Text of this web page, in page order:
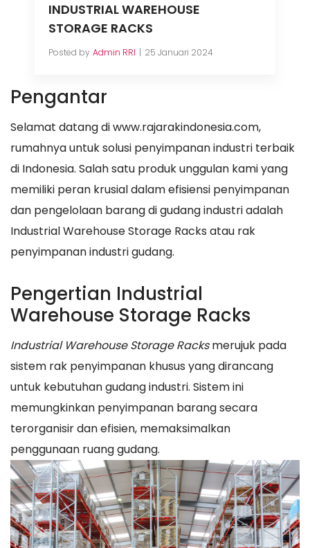
INDUSTRIAL WAREHOUSE
STORAGE RACKS
Posted by Admin RRI 25 Januari 2024
Pengantar
Selamat datang di www.rajarakindonesia.com,
rumahnya untuk solusi penyimpanan industri terbaik
di Indonesia. Salah satu produk unggulan kami yang
memiliki peran krusial dalam efisiensi penyimpanan
dan pengelolaan barang di gudang industri adalah
Industrial Warehouse Storage Racks atau rak
penyimpanan industri gudang.
Pengertian Industrial
Warehouse Storage Racks
Industrial Warehouse Storage Racksmerujuk pada
sistem rak penyimpanan khusus yang dirancang
untuk kebutuhan gudang industri. Sistem ini
memungkinkan penyimpanan barang secara
terorganisir dan efisien, memaksimalkan
penggunaan ruang gudang.